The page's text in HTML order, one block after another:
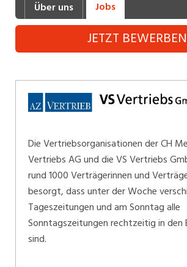
Industrie, Maschinenbau,
Produktion
Informatik, Telekommunikation
Kaufm. Berufe, Kundendienst,
Körperpflege, Wellness
Marketing, Kommunikation,
Mechanik, Elektronik, Optik
Medizin, Gesundheitswesen,
Sicherheit, Rettung, Polizei, Zoll
Verkauf, Handel, Kundenberatung,
Über uns Jobs
JETZT BEWERBEN
Die Vertriebsorganisationen der CH
Vertriebs AG und die VS Vertriebs
rund 1000 Verträgerinnen und
besorgt, dass unter der Woche
Tageszeitungen und am Sonntag alle
Sonntagszeitungen rechtzeitig in den
sind.